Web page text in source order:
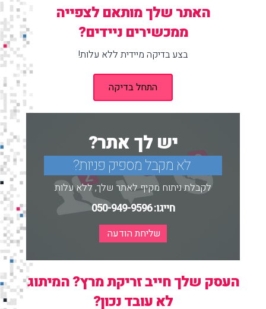
האתר שלך מותאם לצפייה
ממכשירים ניידים?
בצע בדיקה מיידית ללא עלות!
התחל בדיקה
יש לך אתר?
לא מקבל מספיק פניות?
לקבלת ניתוח מקיף לאתר שלך, ללא עלות
חייגו:050-949-9596
שליחת הודעה
העסק שלך חייב זריקת מרץ? המיתוג
לא עובד נכון?